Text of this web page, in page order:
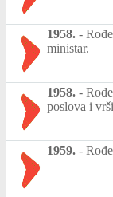
1958. -
ministar.
1958. -
poslova i
1959. -